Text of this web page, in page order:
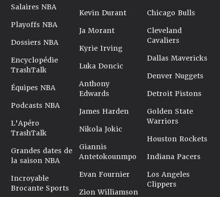
Salaires NBA
Playoffs NBA
Dossiers NBA
Encyclopédie
TrashTalk
Équipes NBA
Podcasts NBA
L'Apéro
TrashTalk
Grandes dates de
la saison NBA
Incroyable
Brocante Sports
Kevin Durant
Ja Morant
Kyrie Irving
Luka Doncic
Anthony
Edwards
James Harden
Nikola Jokic
Giannis
Antetokounmpo
Evan Fournier
Zion Williamson
Chicago Bulls
Cleveland
Cavaliers
Dallas Mavericks
Denver Nuggets
Detroit Pistons
Golden State
Warriors
Houston Rockets
Indiana Pacers
Los Angeles
Clippers